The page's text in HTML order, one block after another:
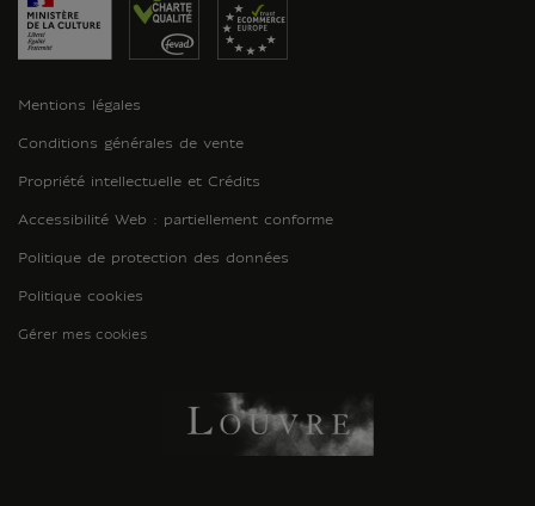
Mentions légales
Conditions générales de vente
Propriété intellectuelle et Crédits
Accessibilité Web : partiellement conforme
Politique de protection des données
Politique cookies
Gérer mes cookies